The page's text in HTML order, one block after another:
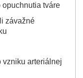
tváre
závažné
vzniku arteriálnej